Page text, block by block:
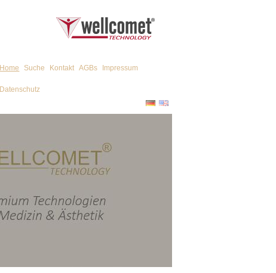
Home Suche Kontakt AGBs Impressum
Datenschutz